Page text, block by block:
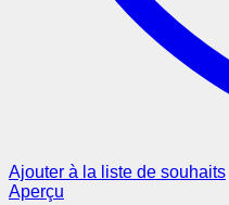
Ajouter à la liste de souhaits
Aperçu